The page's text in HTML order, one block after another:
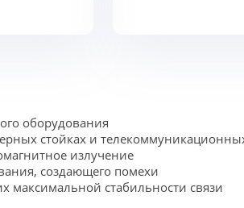
оборудования
стойках и
излучение
создающего помехи
максимальной стабильности связи